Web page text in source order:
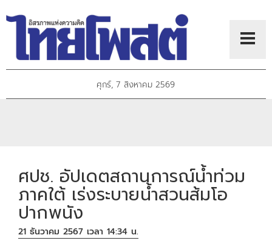
ศุกร์, 7 สิงหาคม 2569
ศปช. อัปเดตสถานการณ์น้ำท่วม
ภาคใต้ เร่งระบายน้ำสวนส้มโอ
ปากพนัง
21 ธันวาคม 2567 เวลา 14:34 น.